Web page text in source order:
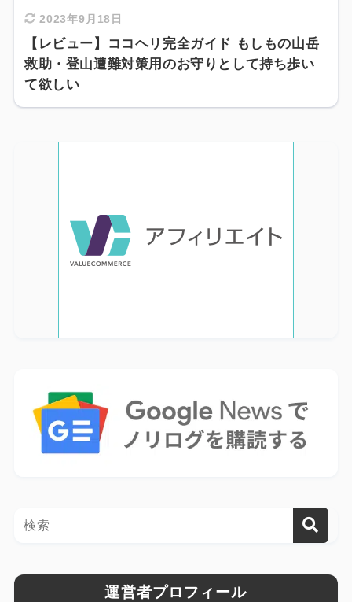
2023年9月18日
【レビュー】ココヘリ完全ガイド もしもの山岳
救助・登山遭難対策用のお守りとして持ち歩い
て欲しい
運営者プロフィール